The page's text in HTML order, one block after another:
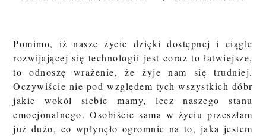
Pomimo, iż nasze życie dzięki dostępnej i ciągle
rozwijającej się technologii jest coraz to łatwiejsze,
to odnoszę wrażenie, że żyje nam się trudniej.
Oczywiście nie pod względem tych wszystkich dóbr
jakie wokół siebie mamy, lecz naszego stanu
emocjonalnego. Osobiście sama w życiu przeszłam
już dużo, co wpłynęło ogromnie na to, jaka jestem